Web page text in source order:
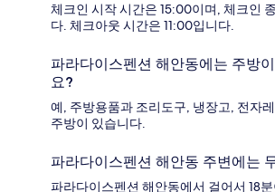
체크인 시작 시간은 15:00이며, 체크인
다. 체크아웃 시간은 11:00입니다.
파라다이스펜션 해안동에는 주방
요?
예, 주방용품과 조리도구, 냉장고, 전자
주방이 있습니다.
파라다이스펜션 해안동 주변에는
파라다이스펜션 해안동에서 걸어서 18